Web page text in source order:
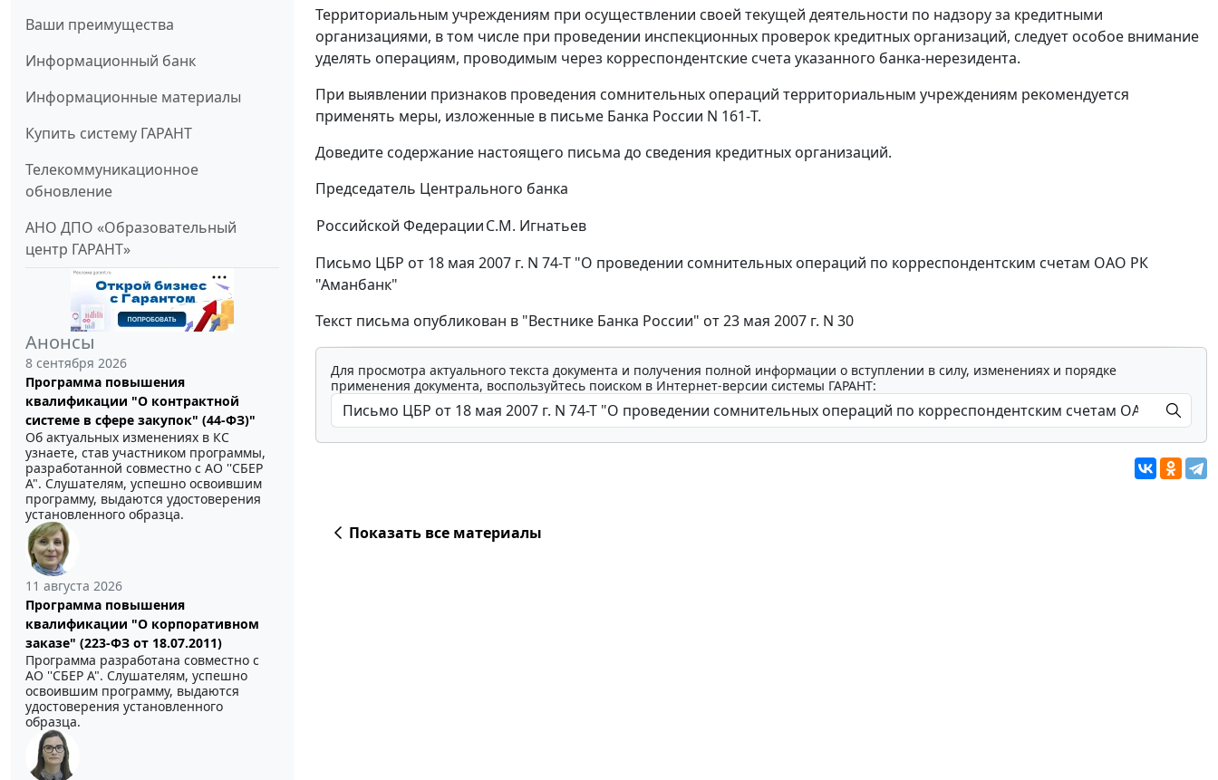
Ваши преимущества
Информационный банк
Информационные материалы
Купить систему ГАРАНТ
Телекоммуникационное
обновление
АНО ДПО «Образовательный
центр ГАРАНТ»
Анонсы
8 сентября 2026
Программа повышения
квалификации "О контрактной
системе в сфере закупок" (44-ФЗ)"
Об актуальных изменениях в КС
узнаете, став участником программы,
разработанной совместно с АО ''СБЕР
А". Слушателям, успешно освоившим
программу, выдаются удостоверения
установленного образца.
11 августа 2026
Программа повышения
квалификации "О корпоративном
заказе" (223-ФЗ от 18.07.2011)
Программа разработана совместно с
АО ''СБЕР А". Слушателям, успешно
освоившим программу, выдаются
удостоверения установленного
образца.
Территориальным учреждениям при осуществлении своей текущей деятельности по надзору за кредитными
организациями, в том числе при проведении инспекционных проверок кредитных организаций, следует особое внимание
уделять операциям, проводимым через корреспондентские счета указанного банка-нерезидента.
При выявлении признаков проведения сомнительных операций территориальным учреждениям рекомендуется
применять меры, изложенные в письме Банка России N 161-Т.
Доведите содержание настоящего письма до сведения кредитных организаций.
Председатель Центрального банка
Российской ФедерацииС.М. Игнатьев
Письмо ЦБР от 18 мая 2007 г. N 74-Т "О проведении сомнительных операций по корреспондентским счетам ОАО РК
"Аманбанк"
Текст письма опубликован в "Вестнике Банка России" от 23 мая 2007 г. N 30
Для просмотра актуального текста документа и получения полной информации о вступлении в силу, изменениях и порядке
применения документа, воспользуйтесь поиском в Интернет-версии системы ГАРАНТ:
Показать все материалы